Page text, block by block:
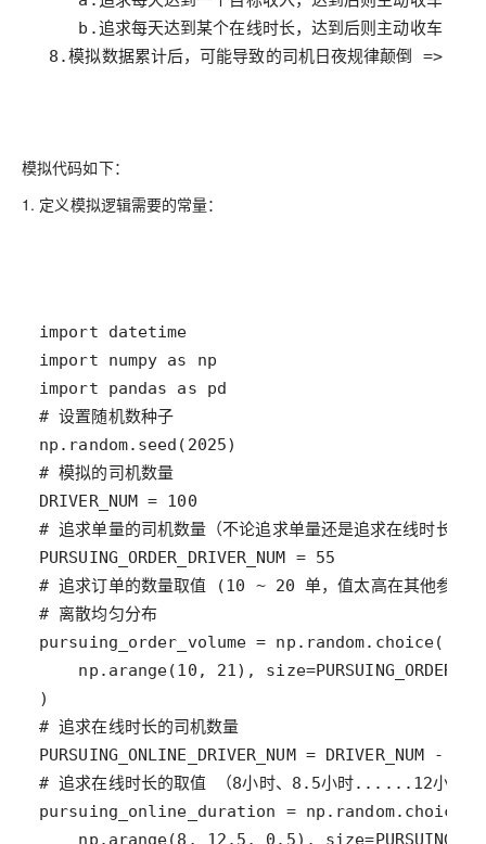
    b.追求每天达到某个在线时长，达到后则主动收车
8.模拟数据累计后，可能导致的司机日夜规律颠倒 => 违
模拟代码如下：
1. 定义模拟逻辑需要的常量：
# 设置随机数种子
# 模拟的司机数量